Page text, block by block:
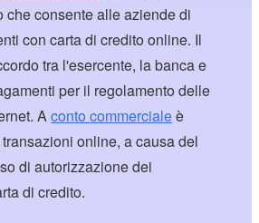
che consente alle aziende di
con carta di credito online. Il
tra l'esercente, la banca e
per il regolamento delle
Aconto commercialeè
online, a causa del
di autorizzazione dei
di credito.